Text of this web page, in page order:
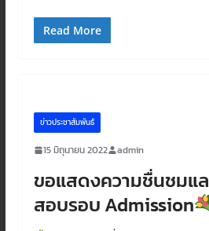
Read More
ข่าวประชาสัมพันธ์
15 มิถุนายน 2022 admin
ขอแสดงความชื่นชมแ
สอบรอบ Admission